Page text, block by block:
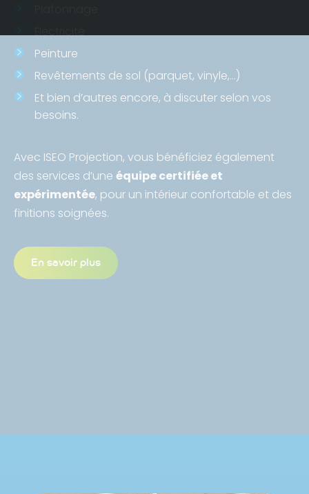
Peinture
Revêtements de sol (parquet, vinyle,…)
Et bien d’autres encore, à discuter selon vos
besoins.
Avec ISEO Projection, vous bénéficiez également
des services d’une équipe certifiée et
expérimentée, pour un intérieur confortable et des
finitions soignées.
En savoir plus